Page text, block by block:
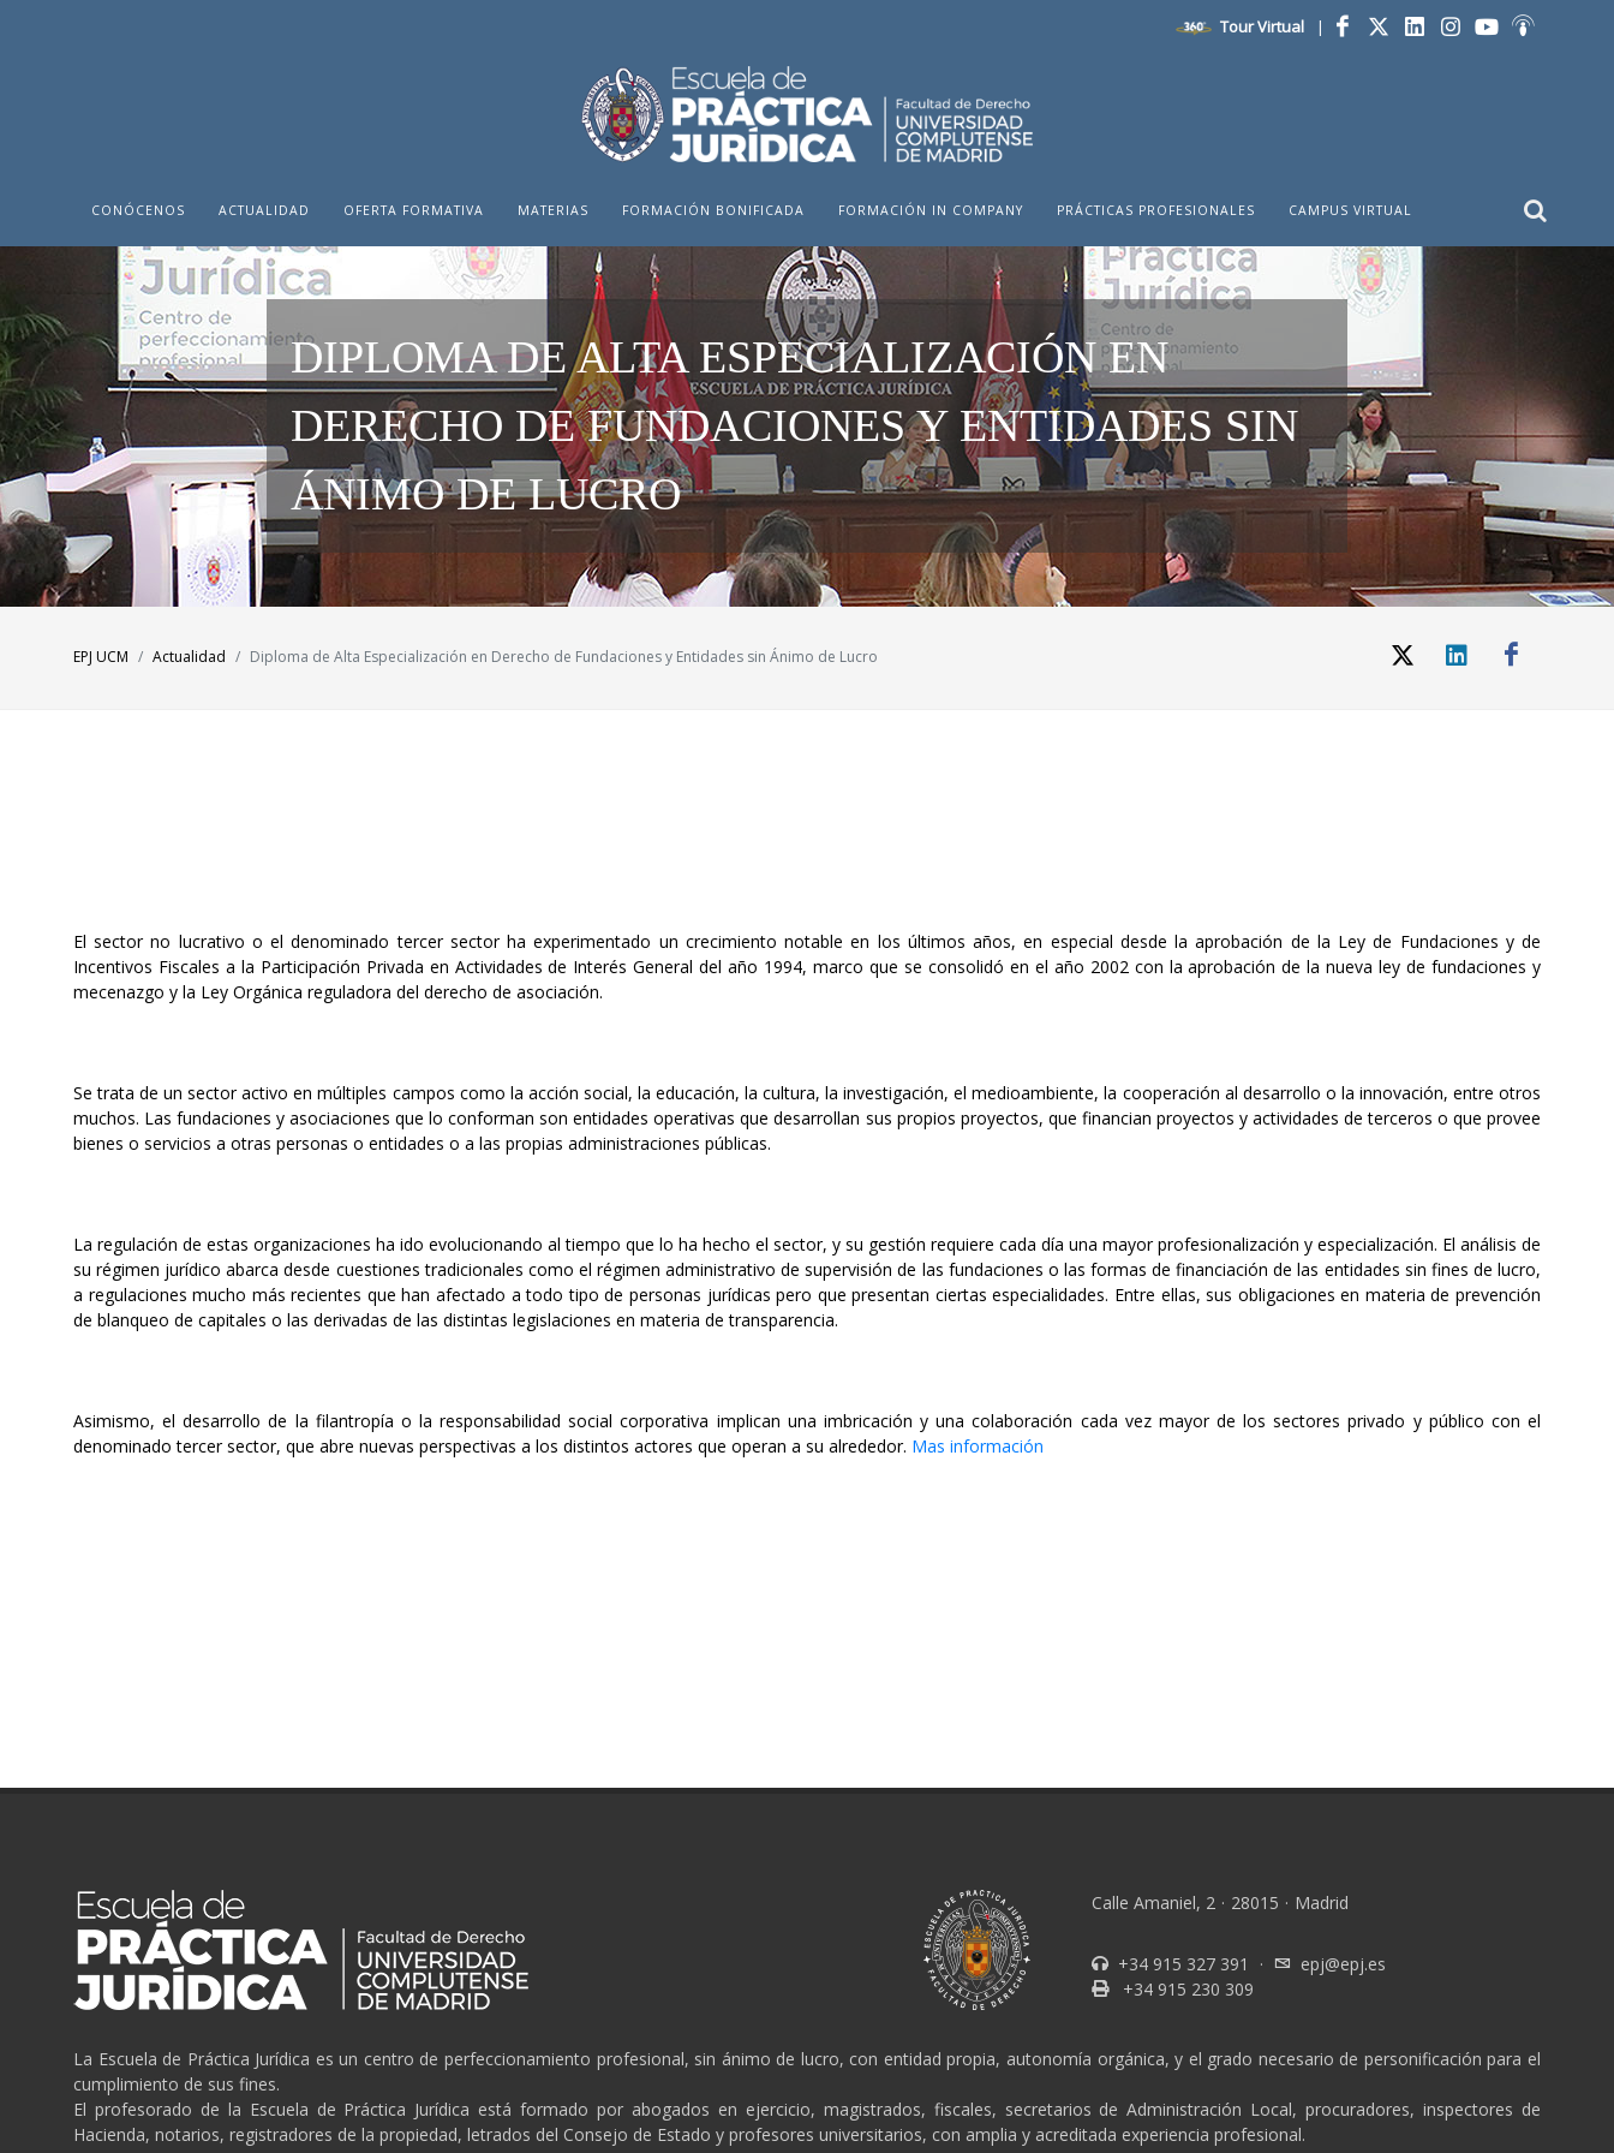
Tour Virtual |
CONÓCENOS ACTUALIDAD OFERTA FORMATIVA MATERIAS FORMACIÓN BONIFICADA FORMACIÓN IN COMPANY PRÁCTICAS PROFESIONALES CAMPUS VIRTUAL
DIPLOMA DE ALTA ESPECIALIZACIÓN EN
DERECHO DE FUNDACIONES Y ENTIDADES SIN
ÁNIMO DE LUCRO
EPJ UCM Actualidad Diploma de Alta Especialización en Derecho de Fundaciones y Entidades sin Ánimo de Lucro
El sector no lucrativo o el denominado tercer sector ha experimentado un crecimiento notable en los últimos años, en especial desde la aprobación de la Ley de Fundaciones y de
Incentivos Fiscales a la Participación Privada en Actividades de Interés General del año 1994, marco que se consolidó en el año 2002 con la aprobación de la nueva ley de fundaciones y
mecenazgo y la Ley Orgánica reguladora del derecho de asociación.
Se trata de un sector activo en múltiples campos como la acción social, la educación, la cultura, la investigación, el medioambiente, la cooperación al desarrollo o la innovación, entre otros
muchos. Las fundaciones y asociaciones que lo conforman son entidades operativas que desarrollan sus propios proyectos, que financian proyectos y actividades de terceros o que provee
bienes o servicios a otras personas o entidades o a las propias administraciones públicas.
La regulación de estas organizaciones ha ido evolucionando al tiempo que lo ha hecho el sector, y su gestión requiere cada día una mayor profesionalización y especialización. El análisis de
su régimen jurídico abarca desde cuestiones tradicionales como el régimen administrativo de supervisión de las fundaciones o las formas de financiación de las entidades sin fines de lucro,
a regulaciones mucho más recientes que han afectado a todo tipo de personas jurídicas pero que presentan ciertas especialidades. Entre ellas, sus obligaciones en materia de prevención
de blanqueo de capitales o las derivadas de las distintas legislaciones en materia de transparencia.
Asimismo, el desarrollo de la filantropía o la responsabilidad social corporativa implican una imbricación y una colaboración cada vez mayor de los sectores privado y público con el
denominado tercer sector, que abre nuevas perspectivas a los distintos actores que operan a su alrededor. Mas información
Calle Amaniel, 2 · 28015 · Madrid
+34 915 327 391 ·
epj@epj.es
+34 915 230 309
La Escuela de Práctica Jurídica es un centro de perfeccionamiento profesional, sin ánimo de lucro, con entidad propia, autonomía orgánica, y el grado necesario de personificación para el
cumplimiento de sus fines.
El profesorado de la Escuela de Práctica Jurídica está formado por abogados en ejercicio, magistrados, fiscales, secretarios de Administración Local, procuradores, inspectores de
Hacienda, notarios, registradores de la propiedad, letrados del Consejo de Estado y profesores universitarios, con amplia y acreditada experiencia profesional.